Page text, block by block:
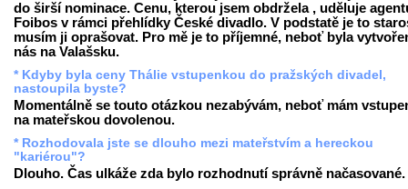
do širší nominace. Cenu, kterou jsem obdržela , uděluje
Foibos v rámci přehlídky České divadlo. V podstatě je to
musím ji oprašovat. Pro mě je to příjemné, neboť byla
nás na Valašsku.
* Kdyby byla ceny Thálie vstupenkou do pražských divadel,
nastoupila byste?
Momentálně se touto otázkou nezabývám, neboť mám
na mateřskou dovolenou.
* Rozhodovala jste se dlouho mezi mateřstvím a hereckou
"kariérou"?
Dlouho. Čas ulkáže zda bylo rozhodnutí správně načasované.